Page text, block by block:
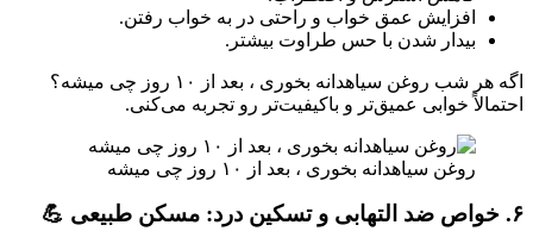
افزایش عمق خواب و راحتی در به خواب رفتن.
بیدار شدن با حس طراوت بیشتر.
اگه هر شب روغن سیاهدانه بخوری ، بعد از ۱۰ روز چی میشه؟
احتمالاً خوابی عمیق‌تر و باکیفیت‌تر رو تجربه می‌کنی.
روغن سیاهدانه بخوری ، بعد از ۱۰ روز چی میشه
۶. خواص ضد التهابی و تسکین درد: مسکن طبیعی 💪